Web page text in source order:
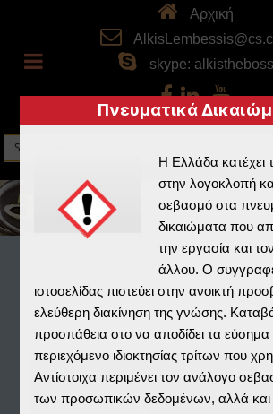
Αρχική
skype: alkistheboss
Home » Αρχειοφύλαξ »
Download File(s)
Πνευματικά
Η Ελλάδα κατέχει
στην λογοκλοπή
σεβασμό στα
δικαιώματα που
την εργασία και
άλλου. Ο
ιστοσελίδας πιστεύει στην ανοικτή
ελεύθερη διακίνηση της γνώσης.
προσπάθεια στο να αποδίδει τα εύσημα
περιεχόμενο ιδιοκτησίας τρίτων που
Αντίστοιχα περιμένει τον ανάλογο
των προσωπικών δεδομένων, αλλά και